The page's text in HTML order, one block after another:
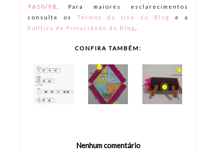
9610/98
Para maiores esclarecimentos
consulte os Termos de Uso do Blog
e a
Política de Privacidade do Blog.
CONFIRA TAMBÉM:
Nenhum comentário